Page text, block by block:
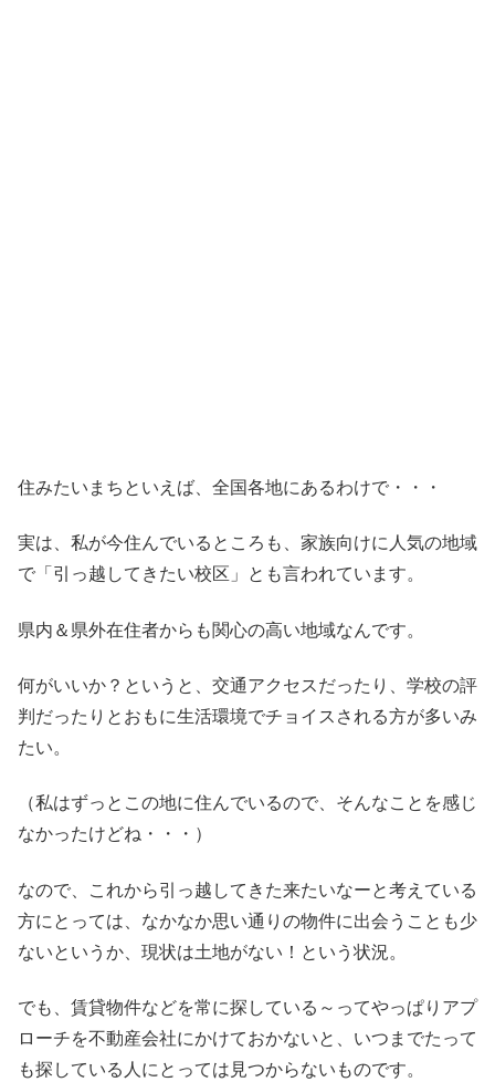
住みたいまちといえば、全国各地にあるわけで・・・
実は、私が今住んでいるところも、家族向けに人気の地域
で「引っ越してきたい校区」とも言われています。
県内＆県外在住者からも関心の高い地域なんです。
何がいいか？というと、交通アクセスだったり、学校の評
判だったりとおもに生活環境でチョイスされる方が多いみ
たい。
（私はずっとこの地に住んでいるので、そんなことを感じ
なかったけどね・・・）
なので、これから引っ越してきた来たいなーと考えている
方にとっては、なかなか思い通りの物件に出会うことも少
ないというか、現状は土地がない！という状況。
でも、賃貸物件などを常に探している～ってやっぱりアプ
ローチを不動産会社にかけておかないと、いつまでたって
も探している人にとっては見つからないものです。